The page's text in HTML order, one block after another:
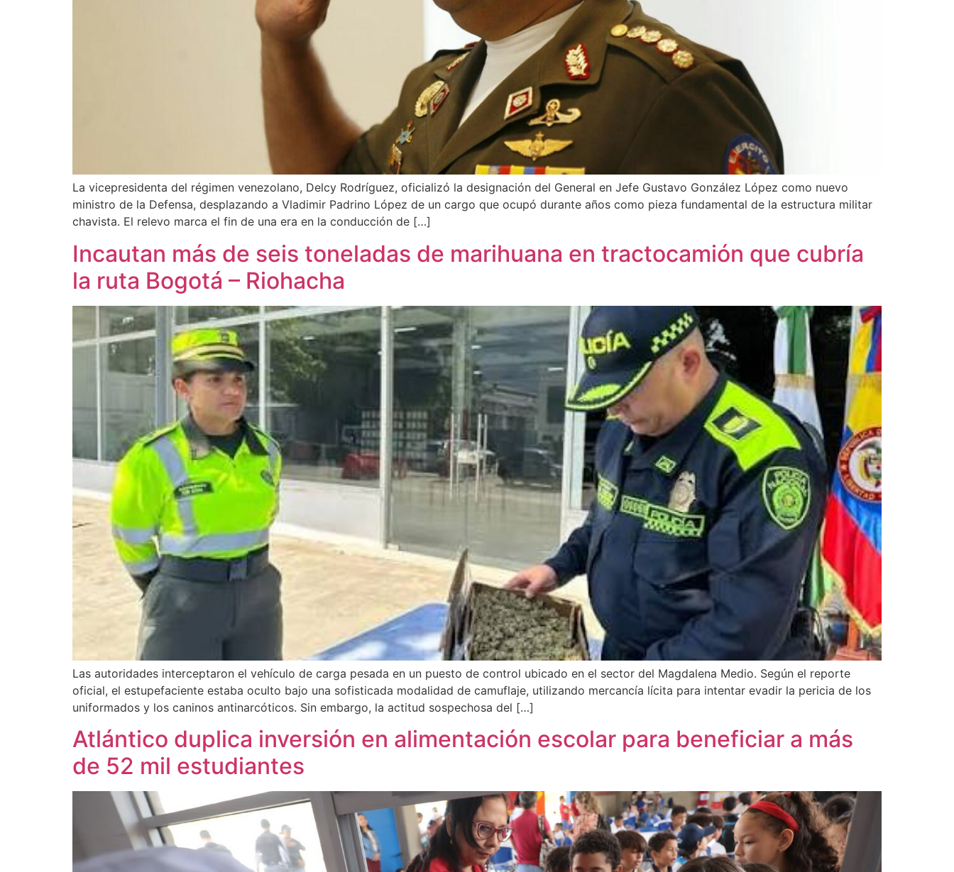
La vicepresidenta del régimen venezolano, Delcy Rodríguez, oficializó la designación del General en Jefe Gustavo González López como nuevo
ministro de la Defensa, desplazando a Vladimir Padrino López de un cargo que ocupó durante años como pieza fundamental de la estructura militar
chavista. El relevo marca el fin de una era en la conducción de […]
Incautan más de seis toneladas de marihuana en tractocamión que cubría
la ruta Bogotá – Riohacha
Las autoridades interceptaron el vehículo de carga pesada en un puesto de control ubicado en el sector del Magdalena Medio. Según el reporte
oficial, el estupefaciente estaba oculto bajo una sofisticada modalidad de camuflaje, utilizando mercancía lícita para intentar evadir la pericia de los
uniformados y los caninos antinarcóticos. Sin embargo, la actitud sospechosa del […]
Atlántico duplica inversión en alimentación escolar para beneficiar a más
de 52 mil estudiantes